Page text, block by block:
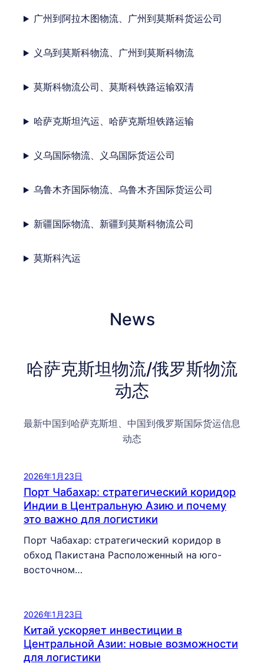
广州到阿拉木图物流、广州到莫斯科货运公司
义乌到莫斯科物流、广州到莫斯科物流
莫斯科物流公司、莫斯科铁路运输双清
哈萨克斯坦汽运、哈萨克斯坦铁路运输
义乌国际物流、义乌国际货运公司
乌鲁木齐国际物流、乌鲁木齐国际货运公司
新疆国际物流、新疆到莫斯科物流公司
莫斯科汽运
News
哈萨克斯坦物流/俄罗斯物流
动态
最新中国到哈萨克斯坦、中国到俄罗斯国际货运信息
动态
2026年1月23日
Порт Чабахар: стратегический коридор
Индии в Центральную Азию и почему
это важно для логистики
Порт Чабахар: стратегический коридор в
обход Пакистана Расположенный на юго-
восточном…
2026年1月23日
Китай ускоряет инвестиции в
Центральной Азии: новые возможности
для логистики